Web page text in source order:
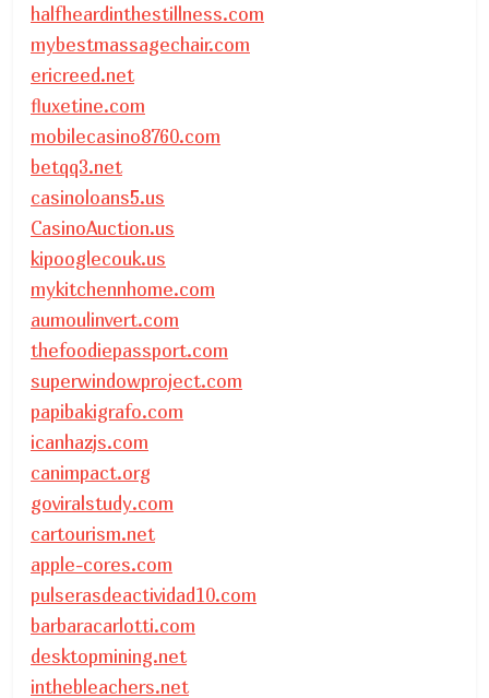
halfheardinthestillness.com
mybestmassagechair.com
ericreed.net
fluxetine.com
mobilecasino8760.com
betqq3.net
casinoloans5.us
CasinoAuction.us
kipooglecouk.us
mykitchennhome.com
aumoulinvert.com
thefoodiepassport.com
superwindowproject.com
papibakigrafo.com
icanhazjs.com
canimpact.org
goviralstudy.com
cartourism.net
apple-cores.com
pulserasdeactividad10.com
barbaracarlotti.com
desktopmining.net
inthebleachers.net